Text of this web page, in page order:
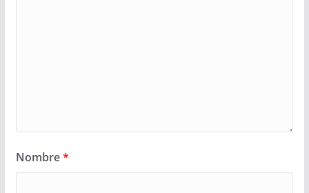
Nombre*